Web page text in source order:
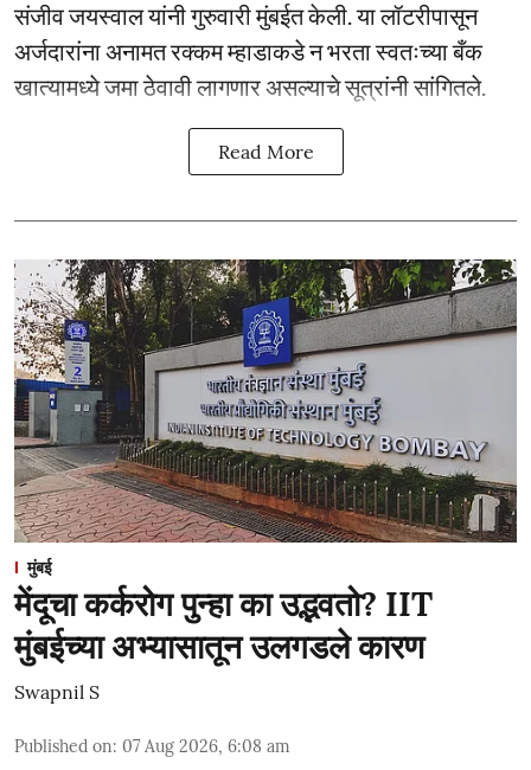
संजीव जयस्वाल यांनी गुरुवारी मुंबईत केली. या लॉटरीपासून
अर्जदारांना अनामत रक्कम म्हाडाकडे न भरता स्वतःच्या बँक
खात्यामध्ये जमा ठेवावी लागणार असल्याचे सूत्रांनी सांगितले.
Read More
मुंबई
मेंदूचा कर्करोग पुन्हा का उद्भवतो? IIT
मुंबईच्या अभ्यासातून उलगडले कारण
Swapnil S
Published on: 07 Aug 2026, 6:08 am